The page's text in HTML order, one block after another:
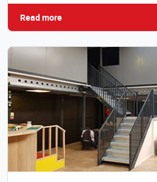
Read more